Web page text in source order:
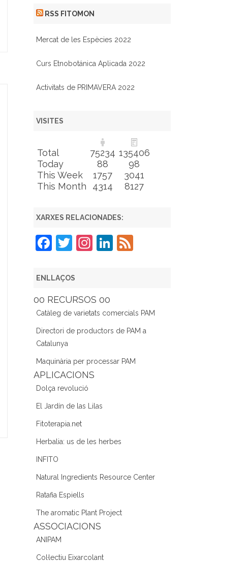
RSS FITOMON
Mercat de les Espècies 2022
Curs Etnobotánica Aplicada 2022
Activitats de PRIMAVERA 2022
VISITES
Total 75234 135406
Today
88
98
This Week
1757
3041
This Month
4314 8127
XARXES RELACIONADES:
F
c
e
b
o
o
k
T
itt
er
In
gr
a
m
Li
dI
n
F
ENLLAÇOS
00 RECURSOS 00
Catàleg de varietats comercials PAM
Directori de productors de PAM a
Catalunya
Maquinària per processar PAM
APLICACIONS
Dolça revolució
El Jardín de las Lilas
Fitoterapia.net
Herbalia: us de les herbes
INFITO
Natural Ingredients Resource Center
Ratafia Espiells
The aromatic Plant Project
ASSOCIACIONS
ANIPAM
Col·lectiu Eixarcolant